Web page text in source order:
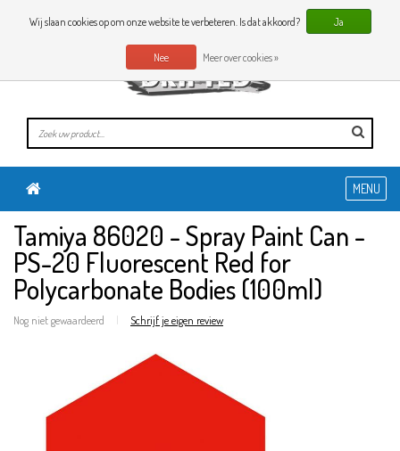
0 Artikelen
NL
MENU
Tamiya 86020 - Spray Paint Can -
PS-20 Fluorescent Red for
Polycarbonate Bodies (100ml)
Nog niet gewaardeerd | Schrijf je eigen review
Wij slaan cookies op om onze website te verbeteren. Is dat akkoord? Ja
Nee Meer over cookies »